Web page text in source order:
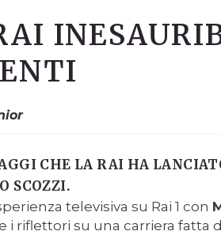
CHE LA RAI HA
SCOZZI.
televisiva su Rai 1 con
i riflettori su una carriera fatta